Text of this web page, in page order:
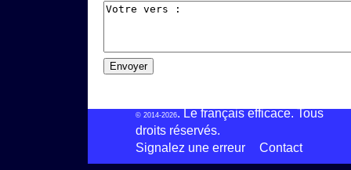
© 2014-2026. Le français efficace. Tous
droits réservés.
Signalez une erreur
Contact